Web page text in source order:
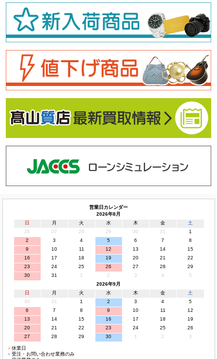
営業日カレンダー
2026年8月
日
月 火 水 木 金
土
26
27 28 29 30 31
1
2
3 4 5 6 7
8
9
10 11 12 13 14
15
16
17 18 19 20 21
22
23
24 25 26 27 28
29
30
31 1 2 3 4
5
2026年9月
日
月 火 水 木 金
土
30
31 1 2 3 4
5
6
7 8 9 10 11
12
13
14 15 16 17 18
19
20
21 22 23 24 25
26
27
28 29 30 1 2 3
■休業日
■受注・お問い合わせ業務のみ